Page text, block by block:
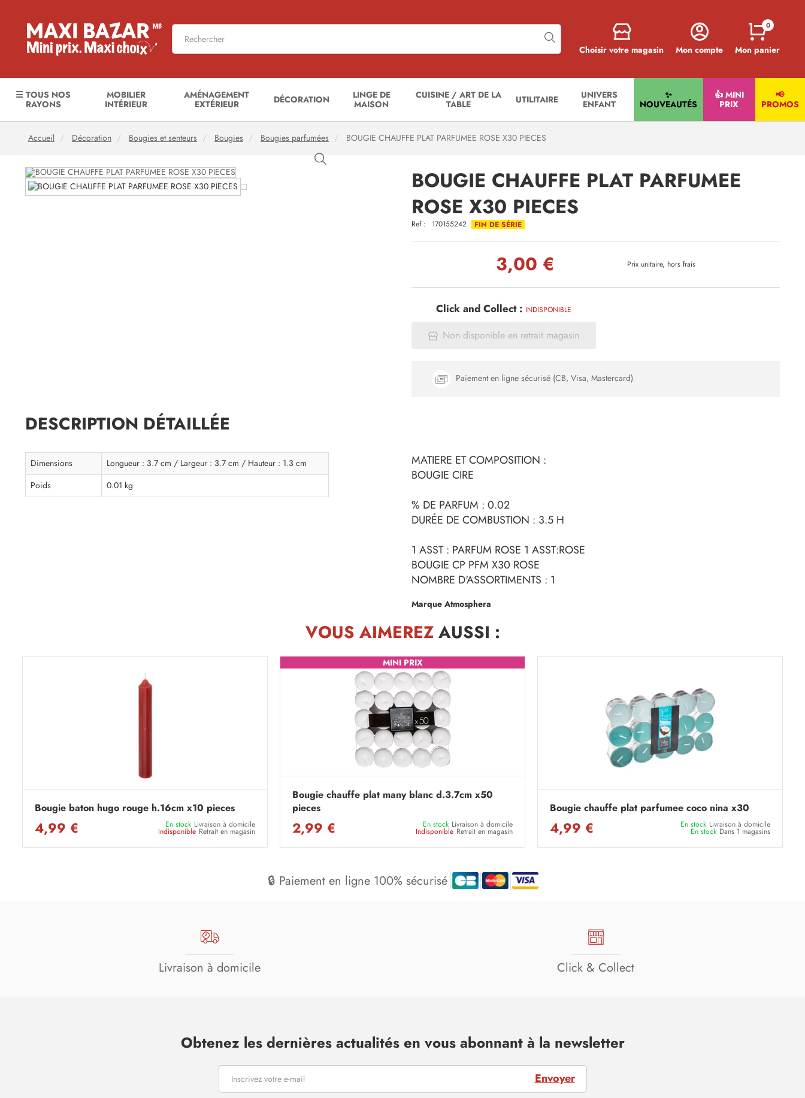
Choisir votre magasin Mon compte Mon panier
0
☰ TOUS NOS
RAYONS
MOBILIER
INTÉRIEUR
AMÉNAGEMENT
EXTÉRIEUR
DÉCORATION
LINGE DE
MAISON
CUISINE / ART DE LA
TABLE
UTILITAIRE
UNIVERS
ENFANT
✨
NOUVEAUTÉS
👍 MINI
PRIX
📢
PROMOS
Accueil Décoration Bougies et senteurs Bougies Bougies parfumées BOUGIE CHAUFFE PLAT PARFUMEE ROSE X30 PIECES
BOUGIE CHAUFFE PLAT PARFUMEE
ROSE X30 PIECES
Ref : 170155242 FIN DE SÉRIE
3,00 € Prix unitaire, hors frais
Click and Collect : INDISPONIBLE
Non disponible en retrait magasin
Paiement en ligne sécurisé (CB, Visa, Mastercard)
DESCRIPTION DÉTAILLÉE
Dimensions
Longueur : 3.7 cm / Largeur : 3.7 cm / Hauteur : 1.3 cm
Poids
0.01 kg
MATIERE ET COMPOSITION :
BOUGIE CIRE
% DE PARFUM : 0.02
DURÉE DE COMBUSTION : 3.5 H
1 ASST : PARFUM ROSE 1 ASST:ROSE
BOUGIE CP PFM X30 ROSE
NOMBRE D'ASSORTIMENTS : 1
Marque Atmosphera
VOUS AIMEREZAUSSI :
Bougie baton hugo rouge h.16cm x10 pieces
4,99 € En stock Livraison à domicile
Indisponible Retrait en magasin
MINI PRIX
Bougie chauffe plat many blanc d.3.7cm x50
pieces
2,99 € En stock Livraison à domicile
Indisponible Retrait en magasin
Bougie chauffe plat parfumee coco nina x30
4,99 € En stock Livraison à domicile
En stock Dans 1 magasins
🔒 Paiement en ligne 100% sécurisé
Livraison à domicile Click & Collect
Obtenez les dernières actualités en vous abonnant à la newsletter
Envoyer